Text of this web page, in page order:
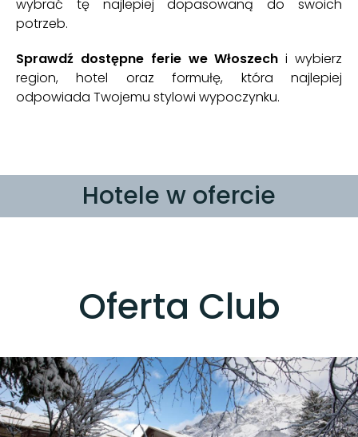
wybrać tę najlepiej dopasowaną do swoich
potrzeb.
Sprawdź dostępne ferie we Włoszech i wybierz
region, hotel oraz formułę, która najlepiej
odpowiada Twojemu stylowi wypoczynku.
Hotele w ofercie
Oferta Club